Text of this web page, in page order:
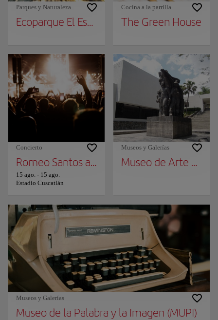
Parques y Naturaleza
Ecoparque El Espino
Cocina a la parrilla
The Green House
Concierto
Romeo Santos and Prince Royce
15 ago. - 15 ago.
Estadio Cuscatlán
Museos y Galerías
Museo de Arte de El
Museos y Galerías
Museo de la Palabra y la Imagen (MUPI)